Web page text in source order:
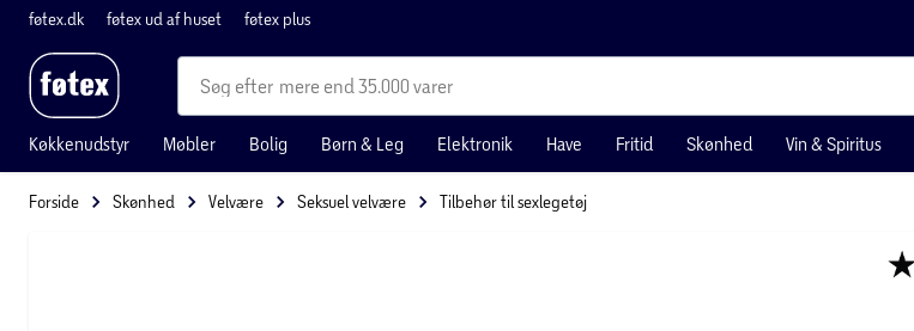
føtex.dk føtex ud af huset føtex plus
mere end 35.000 varer
Køkkenudstyr Møbler Bolig Børn & Leg Elektronik Have Fritid Skønhed Vin & Spiritus
Forside Skønhed Velvære Seksuel velvære Tilbehør til sexlegetøj